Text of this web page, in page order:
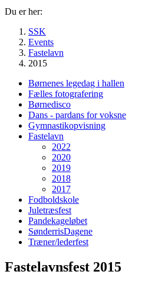
Du er her:
SSK
Events
Fastelavn
2015
Børnenes legedag i hallen
Fælles fotografering
Børnedisco
Dans - pardans for voksne
Gymnastikopvisning
Fastelavn
2022
2020
2019
2018
2017
Fodboldskole
Juletræsfest
Pandekageløbet
SønderrisDagene
Træner/lederfest
Fastelavnsfest 2015